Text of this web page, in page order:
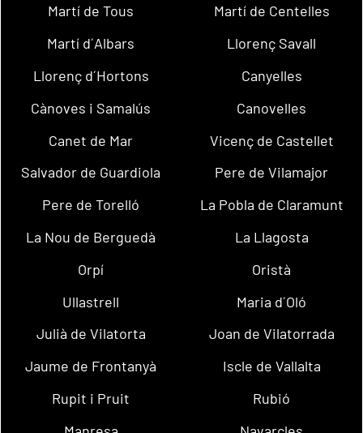
Martí de Tous
Martí de Centelles
Martí d´Albars
Llorenç Savall
Llorenç d´Hortons
Canyelles
Cànoves i Samalús
Canovelles
Canet de Mar
Vicenç de Castellet
Salvador de Guardiola
Pere de Vilamajor
Pere de Torelló
La Pobla de Claramunt
La Nou de Berguedà
La Llagosta
Orpí
Oristà
Ullastrell
Maria d´Oló
Julià de Vilatorta
Joan de Vilatorrada
Jaume de Frontanyà
Iscle de Vallalta
Rupit i Pruit
Rubió